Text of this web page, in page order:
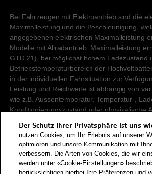
Bei Fahrzeugen mit Elektroantrieb sind die
Maximalleistung und die Beschleunigung,
angegebenen elektrischen Maximalleistung
Modelle mit Allradantrieb: Maximalleistung
GTR.21), bei möglichst hohem Ladezustand
Betriebstemperaturbereich der
in der individuellen Fahrsituation zur
Leistung und Reichweite ist abhängig von
wie z.B. Aussentemperatur, Temperatur-,
Konditionierungszustand oder physikalische
Damit Energieverbräuche unterschiedlicher
(Benzin, Diesel, Gas, Strom, usw.)
zusätzlich als sogenannte Benzinäquivalente
Der Schutz Ihrer Privatsphäre ist uns
nutzen Cookies, um Ihr Erlebnis auf unserer
optimieren und unsere Kommunikation mit
verbessern. Die Arten von Cookies, die wir
werden unter «Cookie-Einstellungen»
berücksichtigen hierbei Ihre Präferenzen und